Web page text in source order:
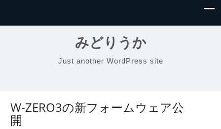
みどりうか
Just another WordPress site
W-ZERO3の新フォームウェア公
開